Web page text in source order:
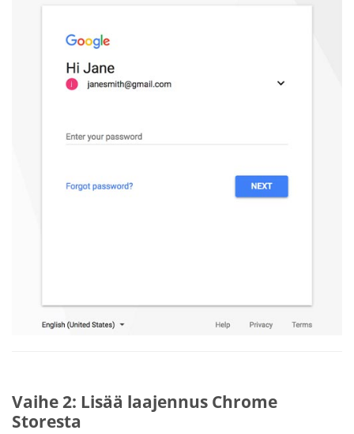
Vaihe 2: Lisää laajennus Chrome
Storesta